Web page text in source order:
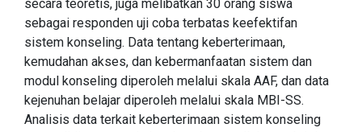
secara teoretis, juga melibatkan 30 orang siswa
sebagai responden uji coba terbatas keefektifan
sistem konseling. Data tentang keberterimaan,
kemudahan akses, dan kebermanfaatan sistem dan
modul konseling diperoleh melalui skala AAF, dan data
kejenuhan belajar diperoleh melalui skala MBI-SS.
Analisis data terkait keberterimaan sistem konseling